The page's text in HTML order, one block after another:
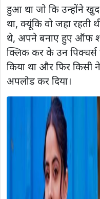
हुआ था जो कि उन्होंने
था, क्यूंकि वो जहा रहती
थे, अपने बनाए हुए ऑफ
क्लिक कर के उन
किया था और फिर किसी ने
अपलोड कर दिया।